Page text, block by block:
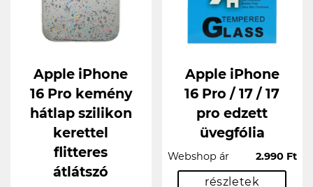
Apple iPhone
16 Pro kemény
hátlap szilikon
kerettel
flitteres
átlátszó
Apple iPhone
16 Pro / 17 / 17
pro edzett
üvegfólia
Webshop ár 2.990 Ft
részletek